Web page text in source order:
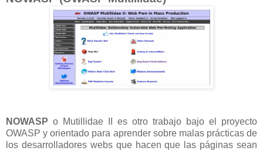
NOWASP o Mutillidae II es otro trabajo bajo el proyecto
OWASP y orientado para aprender sobre malas prácticas de
los desarrolladores webs que hacen que las páginas sean